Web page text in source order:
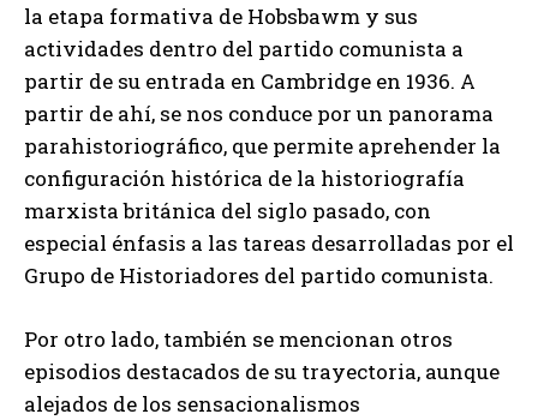
la etapa formativa de Hobsbawm y sus
actividades dentro del partido comunista a
partir de su entrada en Cambridge en 1936. A
partir de ahí, se nos conduce por un panorama
parahistoriográfico, que permite aprehender la
configuración histórica de la historiografía
marxista británica del siglo pasado, con
especial énfasis a las tareas desarrolladas por el
Grupo de Historiadores del partido comunista.
Por otro lado, también se mencionan otros
episodios destacados de su trayectoria, aunque
alejados de los sensacionalismos